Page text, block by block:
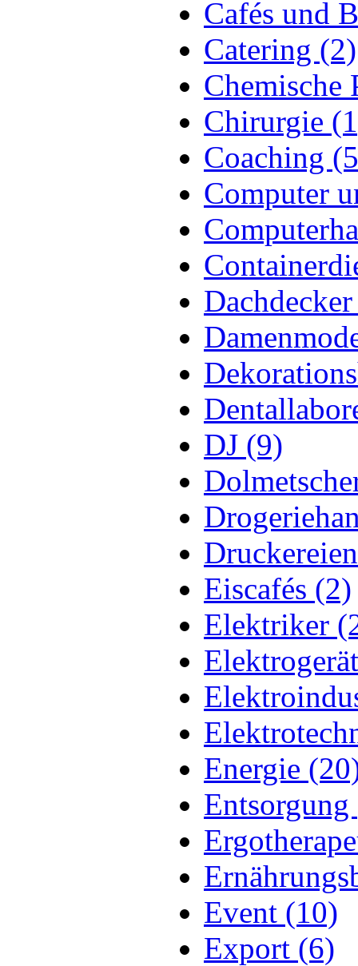
Cafés und
Catering (2)
Chemische
Chirurgie
Coaching
Computer
DJ (9)
Eiscafés (2)
Elektriker
Energie
Event (10)
Export (6)